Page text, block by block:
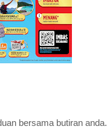
bersama butiran anda.